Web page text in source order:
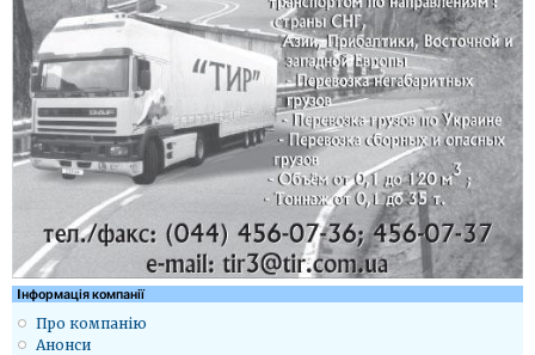
Iнформація компанії
Про компанію
Анонси